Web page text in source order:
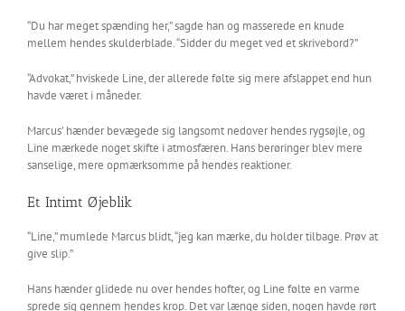
“Du har meget spænding her,” sagde han og masserede en knude
mellem hendes skulderblade. “Sidder du meget ved et skrivebord?”
“Advokat,” hviskede Line, der allerede følte sig mere afslappet end hun
havde været i måneder.
Marcus’ hænder bevægede sig langsomt nedover hendes rygsøjle, og
Line mærkede noget skifte i atmosfæren. Hans berøringer blev mere
sanselige, mere opmærksomme på hendes reaktioner.
Et Intimt Øjeblik
“Line,” mumlede Marcus blidt, “jeg kan mærke, du holder tilbage. Prøv at
give slip.”
Hans hænder glidede nu over hendes hofter, og Line følte en varme
sprede sig gennem hendes krop. Det var længe siden, nogen havde rørt